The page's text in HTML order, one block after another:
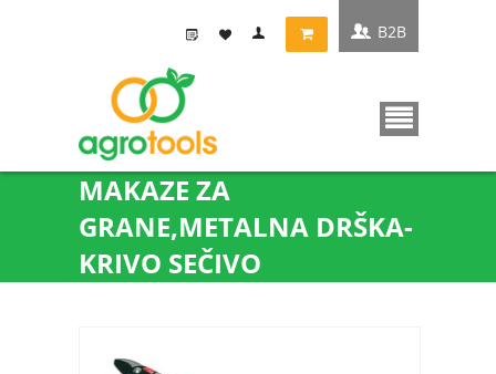
MAKAZE ZA
GRANE,METALNA DRŠKA-
KRIVO SEČIVO
B2B